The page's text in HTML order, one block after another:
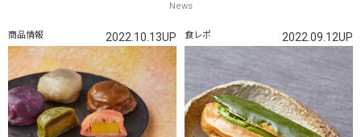
News
商品情報 2022.10.13UP 食レポ 2022.09.12UP